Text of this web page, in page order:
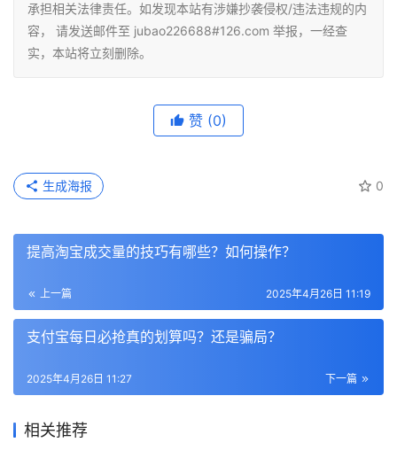
承担相关法律责任。如发现本站有涉嫌抄袭侵权/违法违规的内
容， 请发送邮件至 jubao226688#126.com 举报，一经查
实，本站将立刻删除。
赞 (0)
0
生成海报
提高淘宝成交量的技巧有哪些？如何操作？
上一篇 2025年4月26日 11:19
支付宝每日必抢真的划算吗？还是骗局？
下一篇
2025年4月26日 11:27
相关推荐